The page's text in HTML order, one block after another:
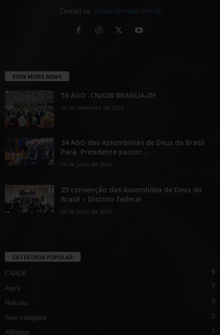
Contact us: contato@cnadb.com.br
EVEN MORE NEWS
59 AGO -CNADB BRASÍLIA-DF
12 de fevereiro de 2025
34 AGO das Assembléias de Deus do Brasil
Pará. Presidente pastor...
26 de julho de 2024
25 convenção das Assembléia de Deus do
Brasil – Distrito federal
26 de julho de 2024
CATEGORIA POPULAR
CNADB 9
Ago's 7
Noticias 3
Sem categoria 1
Afiliados 1